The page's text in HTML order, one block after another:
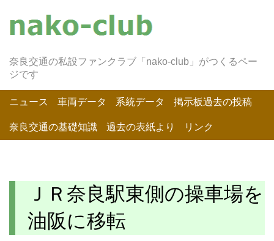
奈良交通の私設ファンクラブ「nako-club」がつくるペー
ジです
ニュース 車両データ 系統データ 掲示板過去の投稿
奈良交通の基礎知識 過去の表紙より リンク
ＪＲ奈良駅東側の操車場を
油阪に移転